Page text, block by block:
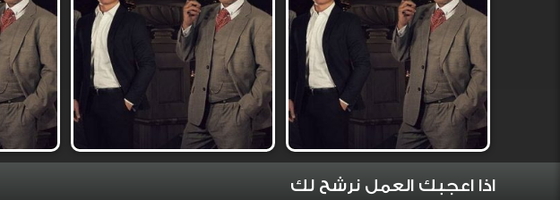
اذا اعجبك العمل نرشح لك